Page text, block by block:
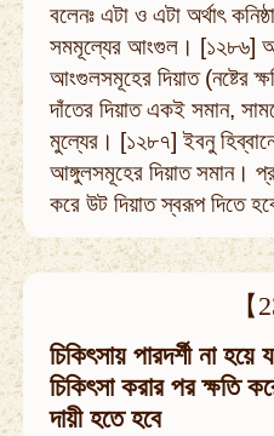
বলেনঃ এটা ও এটা অর্থাৎ
সমমূল্যের আংগুল। [১২৮৬]
আংগুলসমূহের দিয়াত (নষ্টের
দাঁতের দিয়াত একই সমান,
মুল্যের। [১২৮৭] ইবনু
আঙ্গুলসমূহের দিয়াত সমান।
করে উট দিয়াত স্বরূপ দিতে
【
চিকিৎসায় পারদর্শী না
চিকিৎসা করার পর ক্ষতি
দায়ী হতে হবে